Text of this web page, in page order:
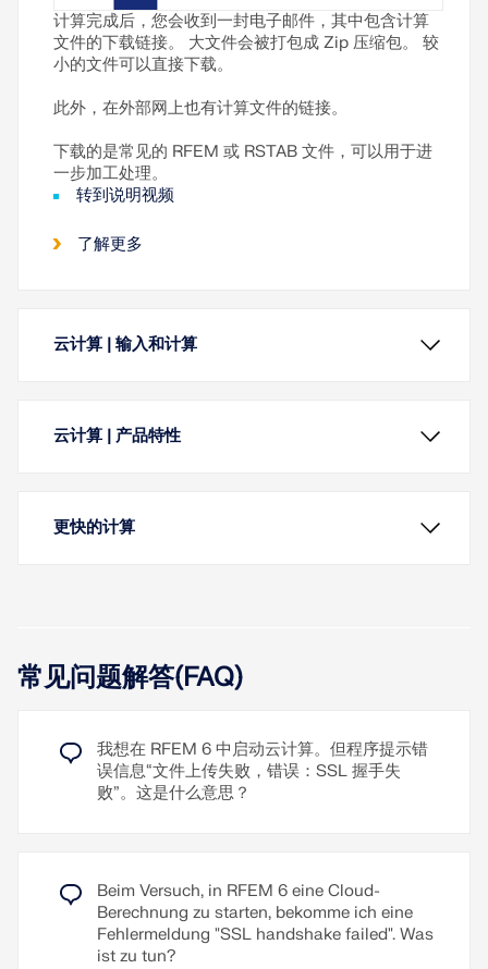
计算完成后，您会收到一封电子邮件，其中包含计算
文件的下载链接。 大文件会被打包成 Zip 压缩包。 较
小的文件可以直接下载。
此外，在外部网上也有计算文件的链接。
下载的是常见的 RFEM 或 RSTAB 文件，可以用于进
一步加工处理。
转到说明视频
了解更多
云计算 | 输入和计算
Die Eingabe des Modells und der Belastungen
用户可以通过在计算菜单中选择云计算来启动云计
算。 然后，你可以为该任务选择合适的虚拟机并开始
该虚拟机上启动。 然后接管文件的计算。
在外部网中可以监控计算任务的进行。
云计算 | 产品特性
也可以计算包含风洞模拟荷载工况的模型
可选择不同的高性能计算服务器
外部网中的所有计算任务一目了然
更快的计算
动多个求解器（每个内核一个），分别计算一个荷载
组合。 这样可以更好地利用内核，从而提高计算速
常见问题解答(FAQ)
我想在 RFEM 6 中启动云计算。但程序提示错
误信息“文件上传失败，错误：SSL 握手失
败”。这是什么意思？
Beim Versuch, in RFEM 6 eine Cloud-
Berechnung zu starten, bekomme ich eine
Fehlermeldung "SSL handshake failed". Was
ist zu tun?